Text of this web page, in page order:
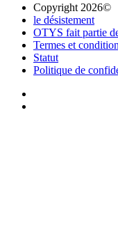
Copyright 2026©
le désistement
OTYS fait partie
Termes et
Statut
Politique de